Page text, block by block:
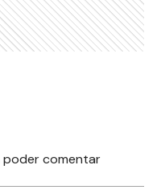
poder comentar